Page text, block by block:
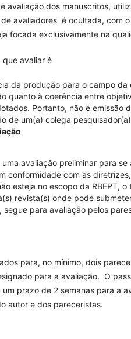
avaliação dos manuscritos,
avaliadores é ocultada, com
focada exclusivamente na
que avaliar é
da produção para o campo da
quanto à coerência entre
Portanto, não é emissão
de um(a) colega
avaliação preliminar para
conformidade com as
esteja no escopo da RBEPT,
revista(s) onde pode
segue para avaliação pelos
para, no mínimo, dois
para a avaliação. O
um prazo de 2 semanas para a
autor e dos pareceristas.